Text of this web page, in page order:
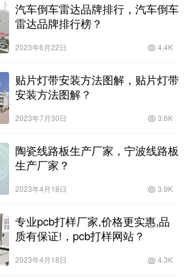
汽车倒车雷达品牌排行，汽车倒车
雷达品牌排行榜？
2023年6月22日 4.4K
贴片灯带安装方法图解，贴片灯带
安装方法图解？
2023年7月30日 3.6K
陶瓷线路板生产厂家，宁波线路板
生产厂家？
2023年4月18日 3.9K
专业pcb打样厂家,价格更实惠,品
质有保证!，pcb打样网站？
2023年4月18日 4.3K